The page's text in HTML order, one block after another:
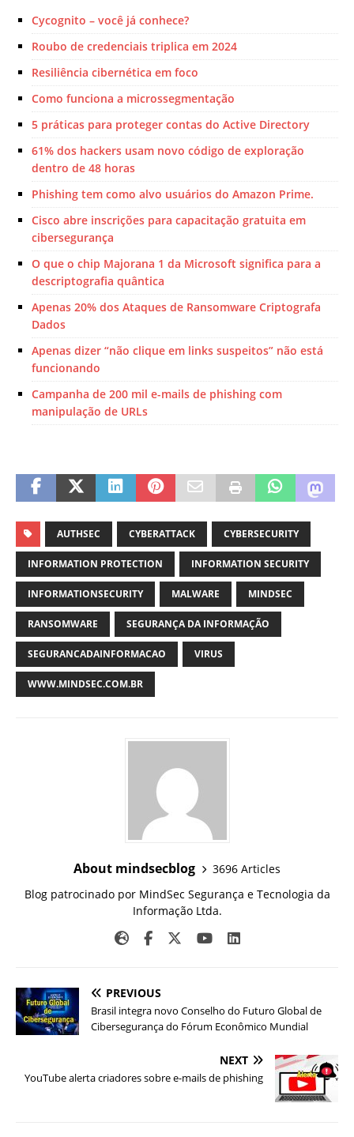
Cycognito – você já conhece?
Roubo de credenciais triplica em 2024
Resiliência cibernética em foco
Como funciona a microssegmentação
5 práticas para proteger contas do Active Directory
61% dos hackers usam novo código de exploração
dentro de 48 horas
Phishing tem como alvo usuários do Amazon Prime.
Cisco abre inscrições para capacitação gratuita em
cibersegurança
O que o chip Majorana 1 da Microsoft significa para a
descriptografia quântica
Apenas 20% dos Ataques de Ransomware Criptografa
Dados
Apenas dizer “não clique em links suspeitos” não está
funcionando
Campanha de 200 mil e-mails de phishing com
manipulação de URLs
AUTHSEC CYBERATTACK CYBERSECURITY
INFORMATION PROTECTION INFORMATION SECURITY
INFORMATIONSECURITY MALWARE MINDSEC
RANSOMWARE SEGURANÇA DA INFORMAÇÃO
SEGURANCADAINFORMACAO VIRUS
WWW.MINDSEC.COM.BR
About mindsecblog
3696 Articles
Blog patrocinado por MindSec Segurança e Tecnologia da
Informação Ltda.
PREVIOUS
Brasil integra novo Conselho do Futuro Global de
Cibersegurança do Fórum Econômico Mundial
NEXT
YouTube alerta criadores sobre e-mails de phishing